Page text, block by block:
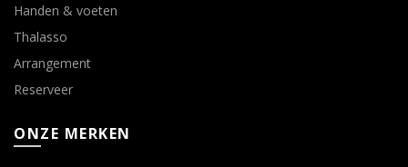
Handen & voeten
Thalasso
Arrangement
Reserveer
ONZE MERKEN